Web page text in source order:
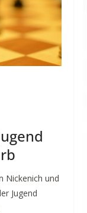
Nickenich und
Jugend